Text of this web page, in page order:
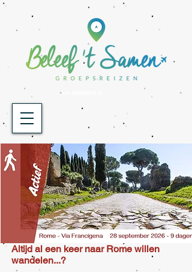
Altijd al een keer naar Rome willen
wandelen...?